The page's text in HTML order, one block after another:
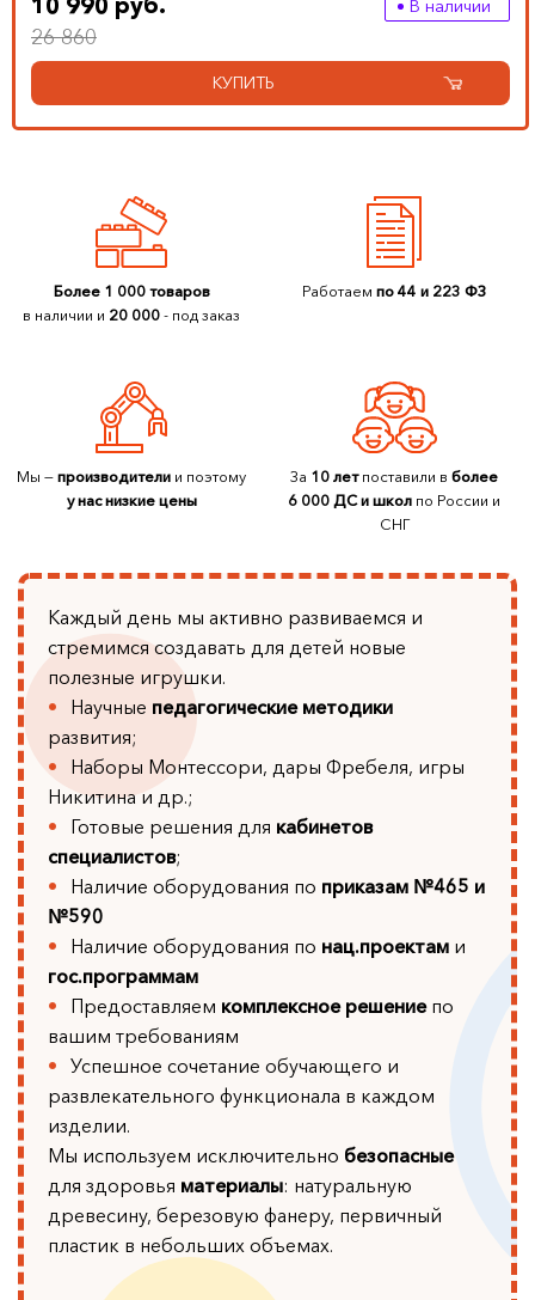
10 990 руб.
26 860
В наличии
КУПИТЬ
Более 1 000 товаров
в наличии и 20 000 - под заказ
Работаемпо 44 и 223 ФЗ
Мы —производители и поэтому
у нас низкие цены
За 10 летпоставили вболее
6 000 ДС и школ по России и
СНГ
Каждый день мы активно развиваемся и
стремимся создавать для детей новые
полезные игрушки.
Научные педагогические методики
развития;
Наборы Монтессори, дары Фребеля, игры
Никитина и др.;
Готовые решения для кабинетов
специалистов;
Наличие оборудования по приказам №465 и
№590
Наличие оборудования по нац.проектам и
гос.программам
Предоставляем комплексное решениепо
вашим требованиям
Успешное сочетание обучающего и
развлекательного функционала в каждом
изделии.
Мы используем исключительно безопасные
для здоровья материалы: натуральную
древесину, березовую фанеру, первичный
пластик в небольших объемах.